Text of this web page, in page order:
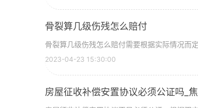
骨裂算几级伤残怎么赔付
骨裂算几级伤残怎么赔付需要根据实际情况而
2023-04-23 15:30:00
房屋征收补偿安置协议必须公证吗_